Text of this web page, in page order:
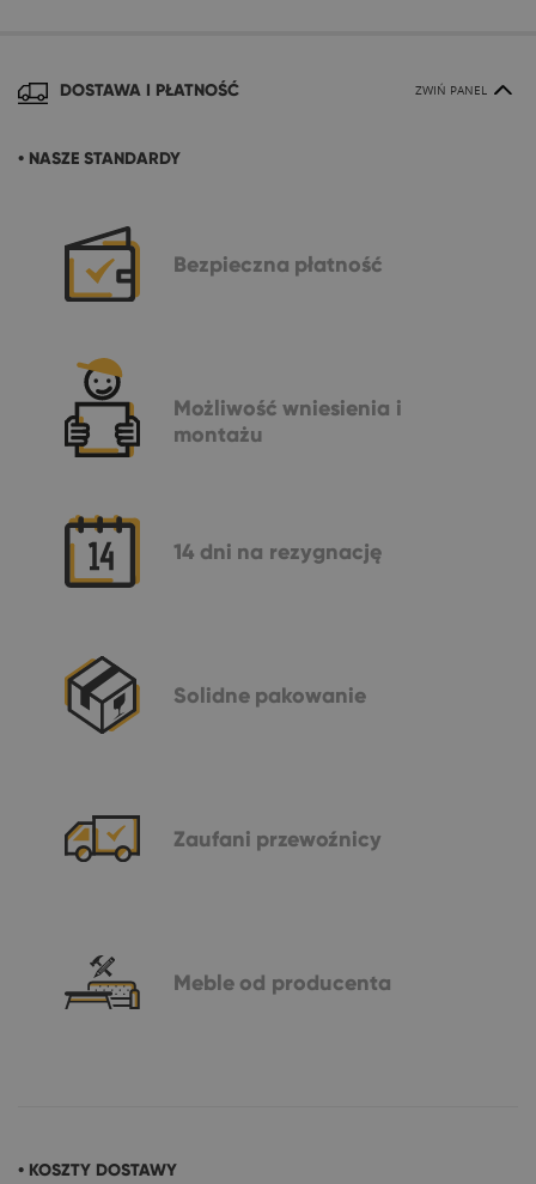
DOSTAWA I PŁATNOŚĆ ZWIŃ PANEL
• NASZE STANDARDY
Bezpieczna płatność
Możliwość wniesienia i
montażu
14 dni na rezygnację
Solidne pakowanie
Zaufani przewoźnicy
Meble od producenta
• KOSZTY DOSTAWY